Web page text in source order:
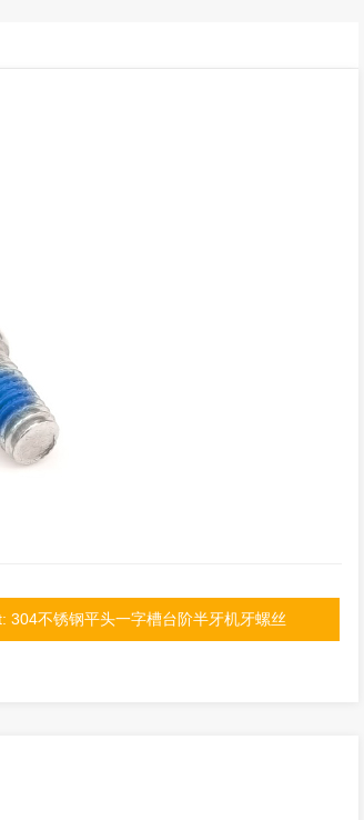
304不锈钢平头一字槽台阶半牙机牙螺丝